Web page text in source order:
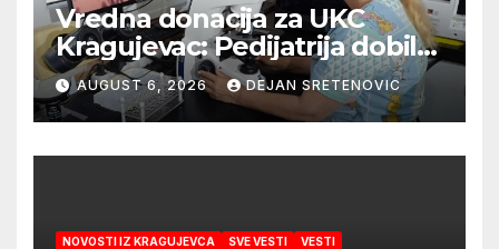
Vredna donacija za UKC
Kragujevac: Pedijatrija dobila
mobilni rendgen i mikroskop
vredne 9,6 miliona dinara
AUGUST 6, 2026 DEJAN SRETENOVIC
NOVOSTI IZ KRAGUJEVCA SVE VESTI VESTI